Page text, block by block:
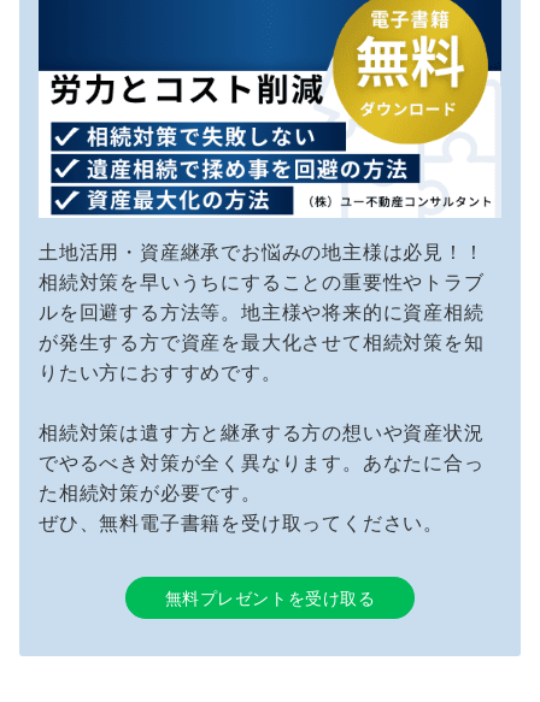
土地活用・資産継承でお悩みの地主様は必見！！
相続対策を早いうちにすることの重要性やトラブ
ルを回避する方法等。地主様や将来的に資産相続
が発生する方で資産を最大化させて相続対策を知
りたい方におすすめです。
相続対策は遺す方と継承する方の想いや資産状況
でやるべき対策が全く異なります。あなたに合っ
た相続対策が必要です。
ぜひ、無料電子書籍を受け取ってください。
無料プレゼントを受け取る